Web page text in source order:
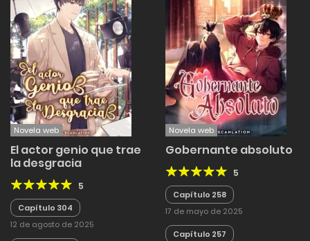
Novela web
El actor genio que trae
la desgracia
5
Capítulo 304
12 de agosto de 2025
Novela web
Gobernante absoluto
5
Capítulo 258
17 de mayo de 2025
Capítulo 257